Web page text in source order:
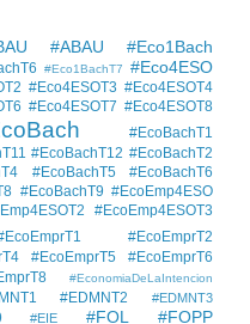
#ABAU #Eco1Bach
#Eco1BachT7 #Eco4ESO
#Eco4ESOT3 #Eco4ESOT4
#Eco4ESOT7 #Eco4ESOT8
#EcoBachT1
#EcoBachT12 #EcoBachT2
#EcoBachT5
#EcoBachT6
#EcoBachT9 #EcoEmp4ESO
#EcoEmp4ESOT3
#EcoEmprT2
#EcoEmprT5 #EcoEmprT6
#EconomiaDeLaIntencion
#EDMNT2 #EDMNT3
#EIE #FOL
#FOPP